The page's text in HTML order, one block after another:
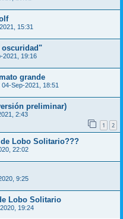
15:31
oscuridad"
2021, 19:16
grande
04-Sep-2021, 18:51
preliminar)
2:43
1 2
Lobo Solitario???
22:02
9:25
Lobo Solitario
19:24